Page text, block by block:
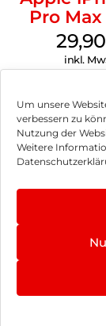
Um unsere
verbessern zu
Nutzung der
Weitere
Pro
Case
inkl.
Impressum
Hinweis zur
Newsletter